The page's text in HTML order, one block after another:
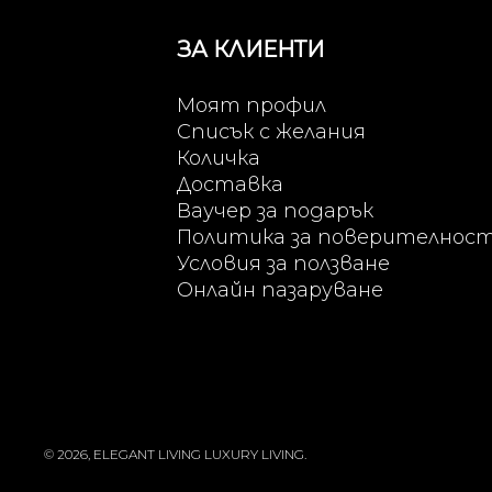
ЗА КЛИЕНТИ
Моят профил
Списък с желания
Количка
Доставка
Ваучер за подарък
Политика за
Условия за ползване
Онлайн пазаруване
© 2026, ELEGANT LIVING LUXURY LIVING.